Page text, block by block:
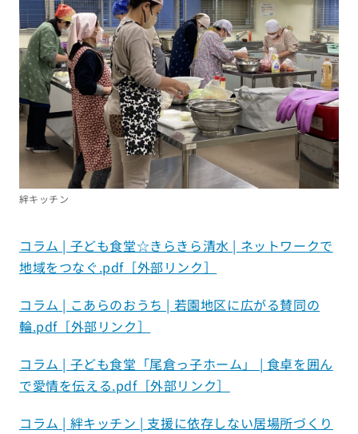
絆キッチン
コラム | 子ども食堂☆きらきら清水 | ネットワークで
地域をつなぐ.pdf［外部リンク］
コラム | こあらのおうち | 若園地区に広がる賛同の
輪.pdf［外部リンク］
コラム | 子ども食堂「尾倉っ子ホーム」 | 食卓を囲ん
で愛情を伝える.pdf［外部リンク］
コラム | 絆キッチン | 支援に依存しない居場所づくり